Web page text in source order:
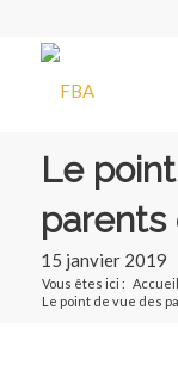
Le
parents
15 janvier 2019
Vous êtes ici : Accueil
Le point de vue des